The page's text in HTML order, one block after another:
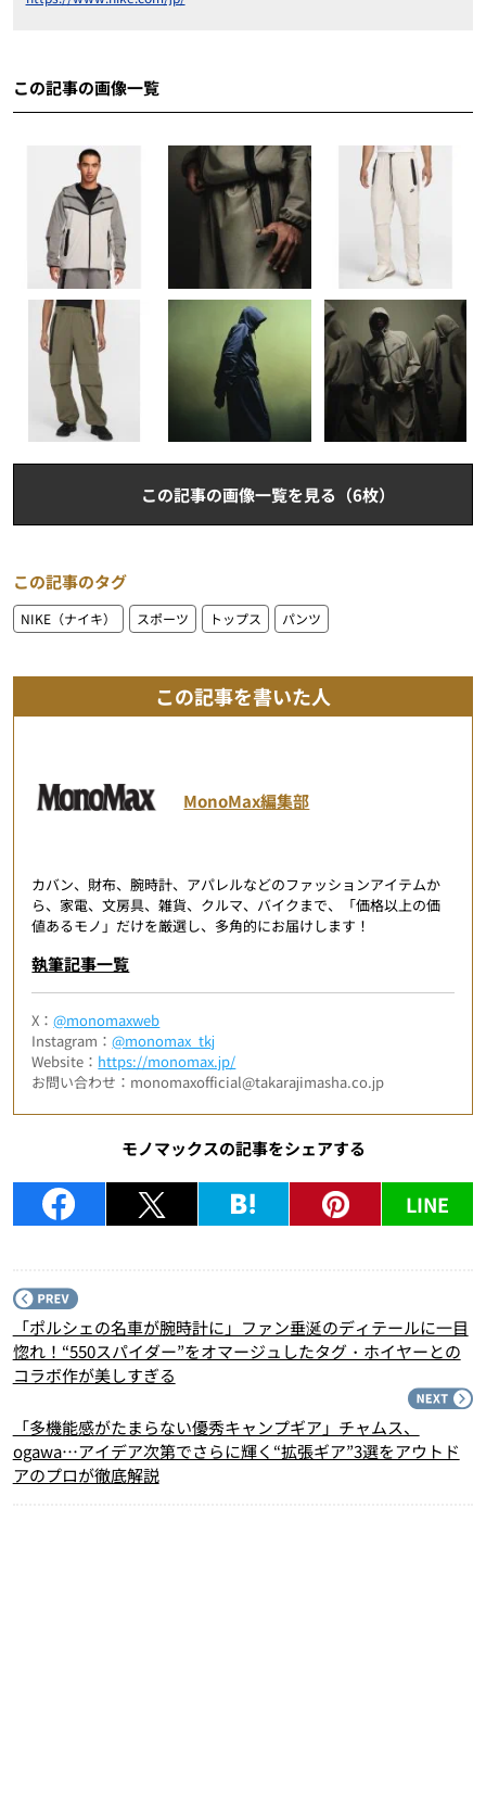
この記事の画像一覧
この記事の画像一覧を見る（6枚）
この記事のタグ
NIKE（ナイキ） スポーツ トップス パンツ
この記事を書いた人
MonoMax編集部
カバン、財布、腕時計、アパレルなどのファッションアイテムか
ら、家電、文房具、雑貨、クルマ、バイクまで、「価格以上の価
値あるモノ」だけを厳選し、多角的にお届けします！
執筆記事一覧
X：@monomaxweb
Instagram：@monomax_tkj
Website： https://monomax.jp/
お問い合わせ：monomaxofficial@takarajimasha.co.jp
モノマックスの記事をシェアする
LINE
「ポルシェの名車が腕時計に」ファン垂涎のディテールに一目
惚れ！“550スパイダー”をオマージュしたタグ・ホイヤーとの
コラボ作が美しすぎる
「多機能感がたまらない優秀キャンプギア」チャムス、
ogawa…アイデア次第でさらに輝く“拡張ギア”3選をアウトド
アのプロが徹底解説